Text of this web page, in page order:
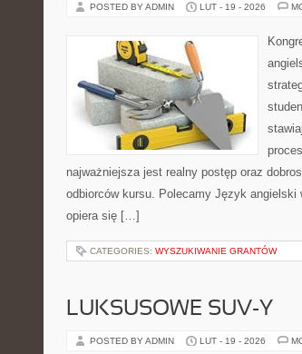
POSTED BY ADMIN LUT - 19 - 2026
najważniejsza jest realny postęp oraz
odbiorców kursu. Polecamy Język angielski
opiera się […]
CATEGORIES: WYSZUKIWANIE GRANTÓW
LUKSUSOWE SUV-Y
POSTED BY ADMIN LUT - 19 - 2026